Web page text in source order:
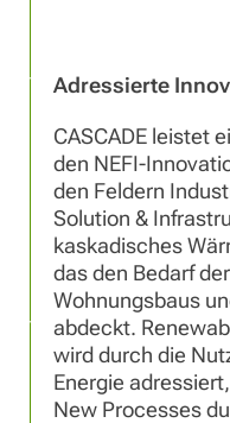
Adressierte
CASCADE leistet
den NEFI-
den Feldern
Solution &
kaskadisches
das den Bedarf
Wohnungsbaus
abdeckt.
wird durch die
Energie
New Processes